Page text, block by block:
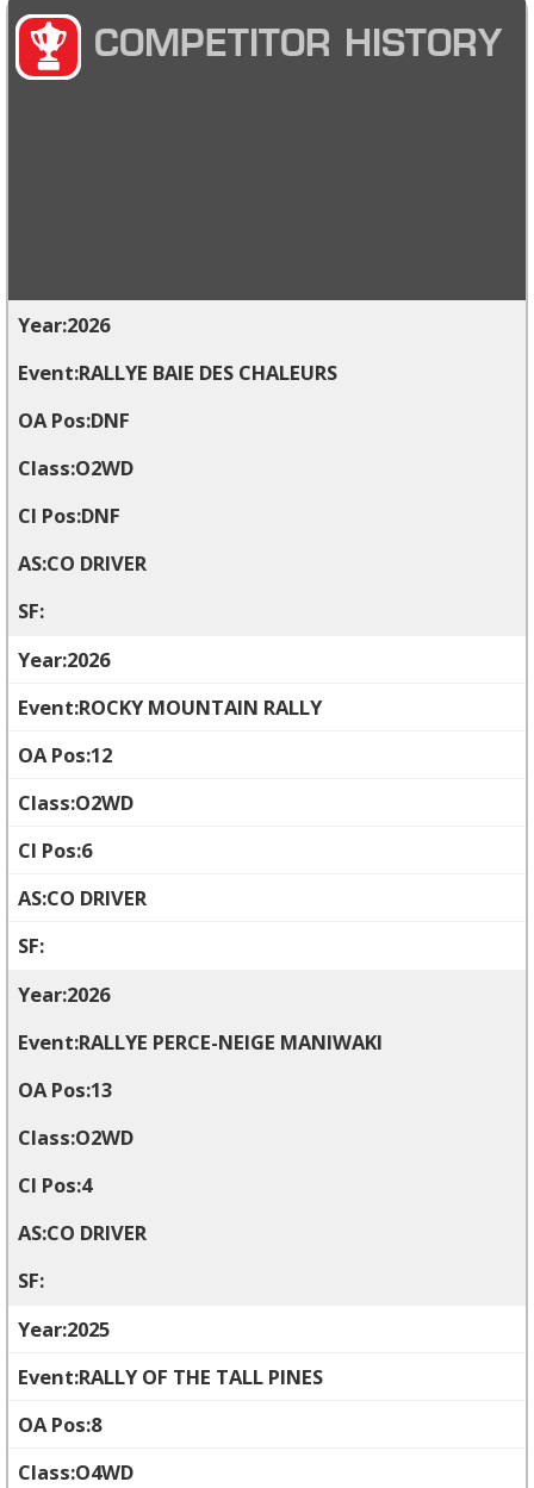
COMPETITOR HISTORY
2026
RALLYE BAIE DES CHALEURS
DNF
O2WD
DNF
CO DRIVER
2026
ROCKY MOUNTAIN RALLY
12
O2WD
6
CO DRIVER
2026
RALLYE PERCE-NEIGE MANIWAKI
13
O2WD
4
CO DRIVER
2025
RALLY OF THE TALL PINES
8
O4WD